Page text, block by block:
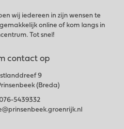
wij iedereen in zijn wensen te
online of kom langs in
Tot snel!
contact op
9
(Breda)
5439332